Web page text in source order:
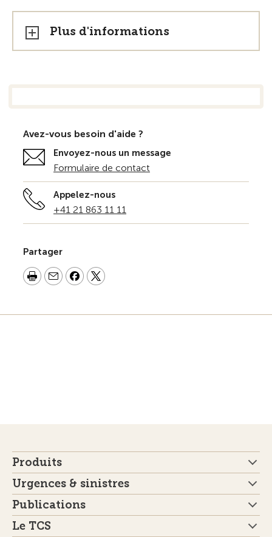
Plus d'informations
Avez-vous besoin d'aide ?
Envoyez-nous un message
Formulaire de contact
Appelez-nous
+41 21 863 11 11
Partager
Produits
Urgences & sinistres
Publications
Le TCS